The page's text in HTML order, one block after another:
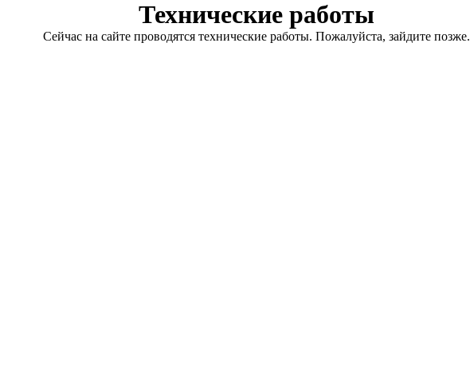
Технические работы
Сейчас на сайте проводятся технические работы. Пожалуйста, зайдите позже.